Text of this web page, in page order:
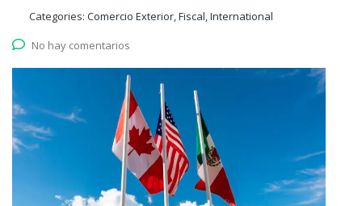
Categories: Comercio Exterior, Fiscal, International
No hay comentarios